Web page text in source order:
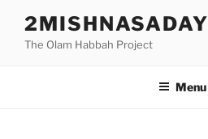
content
2MISHNASADAY
The Olam Habbah Project
Menu